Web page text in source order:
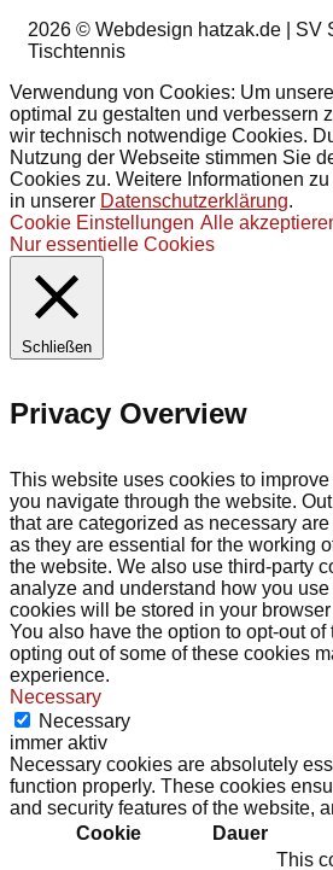
2026 © Webdesign hatzak.de | SV
Tischtennis
Verwendung von Cookies: Um
optimal zu gestalten und verbessern
wir technisch notwendige Cookies.
Nutzung der Webseite stimmen Sie
Cookies zu. Weitere Informationen
in unserer Datenschutzerklärung.
Cookie Einstellungen Alle
Nur essentielle Cookies
Schließen
Privacy Overview
This website uses cookies to
you navigate through the website.
that are categorized as necessary
as they are essential for the working
the website. We also use third-party
analyze and understand how you
cookies will be stored in your
You also have the option to opt-out
opting out of some of these cookies
experience.
Necessary
Necessary
immer aktiv
Necessary cookies are absolutely
function properly. These cookies
and security features of the website,
Cookie
Dauer
This